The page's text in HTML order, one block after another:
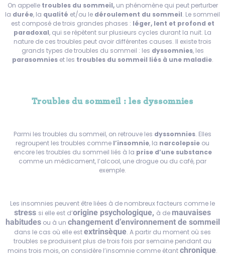
On appelle troubles du sommeil,un phénomène qui peut perturber
la durée, la qualité et/ou le déroulement du sommeil. Le sommeil
est composé de trois grandes phases : léger, lent et profond et
paradoxal, qui se répètent sur plusieurs cycles durant la nuit. La
nature de ces troubles peut avoir différentes causes. Il existe trois
grands types de troubles du sommeil : les dyssomnies, les
parasomnies et les troubles du sommeil liés à une maladie.
Troubles du sommeil : les dyssomnies
Parmi les troubles du sommeil, on retrouve les dyssomnies. Elles
regroupent les troubles comme l’insomnie, la narcolepsie ou
encore les troubles du sommeil liés à la prise d’une substance
comme un médicament, l’alcool, une drogue ou du café, par
exemple.
Les insomnies peuvent être liées à de nombreux facteurs comme le
stress si elle est d’origine psychologique, à de mauvaises
habitudesou à un changement d’environnement de sommeil
dans le cas où elle estextrinsèque. A partir du moment où ses
troubles se produisent plus de trois fois par semaine pendant au
moins trois mois, on considère l’insomnie comme étantchronique.